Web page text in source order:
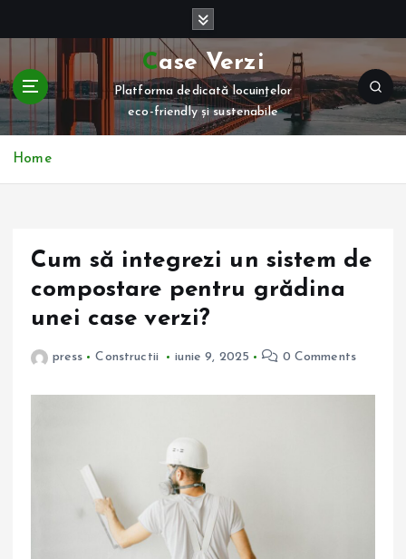
t
c
Case Verzi
Platforma dedicată locuințelor
eco-friendly și sustenabile
Home
Cum să integrezi un sistem de
compostare pentru grădina
unei case verzi?
press Constructii iunie 9, 2025 0 Comments